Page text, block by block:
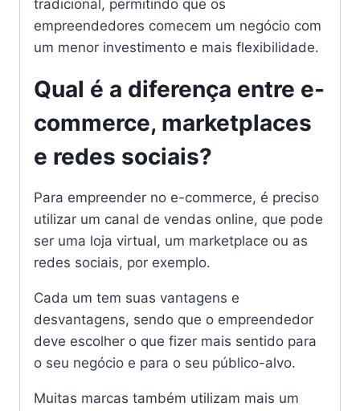
tradicional, permitindo que os
empreendedores comecem um negócio com
um menor investimento e mais flexibilidade.
Qual é a diferença entre e-
commerce, marketplaces
e redes sociais?
Para empreender no e-commerce, é preciso
utilizar um canal de vendas online, que pode
ser uma loja virtual, um marketplace ou as
redes sociais, por exemplo.
Cada um tem suas vantagens e
desvantagens, sendo que o empreendedor
deve escolher o que fizer mais sentido para
o seu negócio e para o seu público-alvo.
Muitas marcas também utilizam mais um